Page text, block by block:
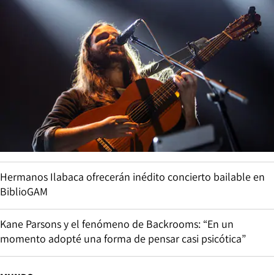
Hermanos Ilabaca ofrecerán inédito concierto bailable en
BiblioGAM
Kane Parsons y el fenómeno de Backrooms: “En un
momento adopté una forma de pensar casi psicótica”